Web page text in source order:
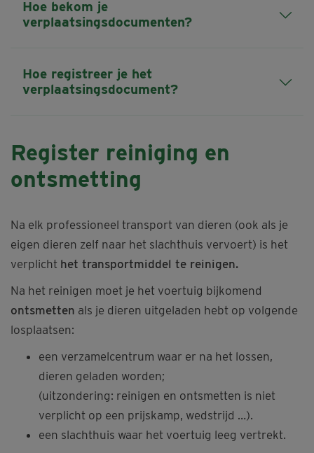
Hoe bekom je
verplaatsingsdocumenten?
Hoe registreer je het
verplaatsingsdocument?
Register reiniging en
ontsmetting
Na elk professioneel transport van dieren (ook als je
eigen dieren zelf naar het slachthuis vervoert) is het
verplicht het transportmiddel te reinigen.
Na het reinigen moet je het voertuig bijkomend
ontsmetten als je dieren uitgeladen hebt op volgende
losplaatsen:
een verzamelcentrum waar er na het lossen,
dieren geladen worden;
(uitzondering: reinigen en ontsmetten is niet
verplicht op een prijskamp, wedstrijd …).
een slachthuis waar het voertuig leeg vertrekt.